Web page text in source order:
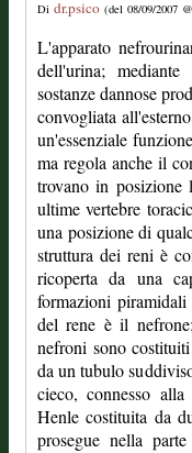
Di dr.psico (del 08/09/2007
L'apparato
dell'urina;
sostanze dannose
convogliata
un'essenziale
ma regola anche il
trovano in posizione
ultime vertebre
una posizione di
struttura dei reni è
ricoperta da una
formazioni
del rene è il
nefroni sono
da un tubulo
cieco, connesso
Henle costituita da
prosegue nella